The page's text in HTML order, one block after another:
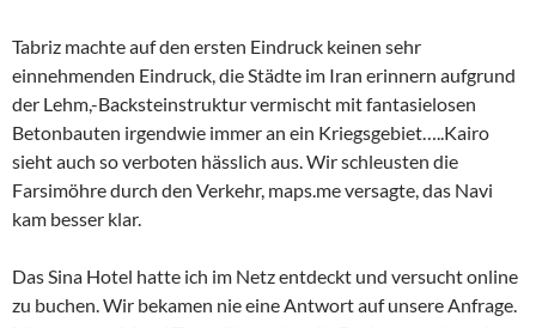
Tabriz machte auf den ersten Eindruck keinen sehr
einnehmenden Eindruck, die Städte im Iran erinnern aufgrund
der Lehm,-Backsteinstruktur vermischt mit fantasielosen
Betonbauten irgendwie immer an ein Kriegsgebiet…..Kairo
sieht auch so verboten hässlich aus. Wir schleusten die
Farsimöhre durch den Verkehr, maps.me versagte, das Navi
kam besser klar.
Das Sina Hotel hatte ich im Netz entdeckt und versucht online
zu buchen. Wir bekamen nie eine Antwort auf unsere Anfrage.